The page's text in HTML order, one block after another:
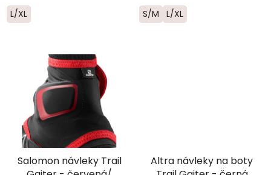
L/XL S/M L/XL
Salomon návleky Trail
Altra návleky na boty